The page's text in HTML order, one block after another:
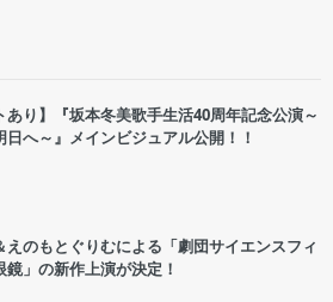
あり】『坂本冬美歌手生活40周年記念公演～
日へ～』メインビジュアル公開！！
えのもとぐりむによる「劇団サイエンスフィ
鏡」の新作上演が決定！